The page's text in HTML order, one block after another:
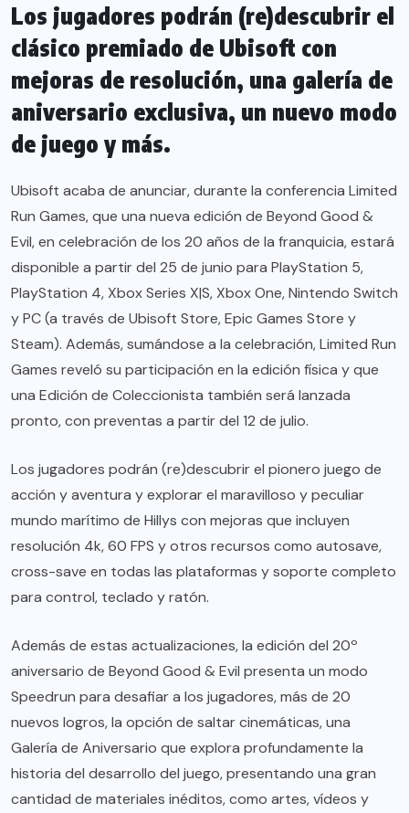
Los jugadores podrán (re)descubrir el
clásico premiado de Ubisoft con
mejoras de resolución, una galería de
aniversario exclusiva, un nuevo modo
de juego y más.
Ubisoft acaba de anunciar, durante la conferencia Limited
Run Games, que una nueva edición de Beyond Good &
Evil, en celebración de los 20 años de la franquicia, estará
disponible a partir del 25 de junio para PlayStation 5,
PlayStation 4, Xbox Series X|S, Xbox One, Nintendo Switch
y PC (a través de Ubisoft Store, Epic Games Store y
Steam). Además, sumándose a la celebración, Limited Run
Games reveló su participación en la edición física y que
una Edición de Coleccionista también será lanzada
pronto, con preventas a partir del 12 de julio.
Los jugadores podrán (re)descubrir el pionero juego de
acción y aventura y explorar el maravilloso y peculiar
mundo marítimo de Hillys con mejoras que incluyen
resolución 4k, 60 FPS y otros recursos como autosave,
cross-save en todas las plataformas y soporte completo
para control, teclado y ratón.
Además de estas actualizaciones, la edición del 20º
aniversario de Beyond Good & Evil presenta un modo
Speedrun para desafiar a los jugadores, más de 20
nuevos logros, la opción de saltar cinemáticas, una
Galería de Aniversario que explora profundamente la
historia del desarrollo del juego, presentando una gran
cantidad de materiales inéditos, como artes, vídeos y